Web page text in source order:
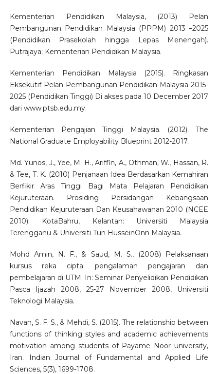
Kementerian Pendidikan Malaysia, (2013) Pelan
Pembangunan Pendidikan Malaysia (PPPM) 2013 –2025
(Pendidikan Prasekolah hingga Lepas Menengah).
Putrajaya; Kementerian Pendidikan Malaysia.
Kementerian Pendidikan Malaysia (2015). Ringkasan
Eksekutif Pelan Pembangunan Pendidikan Malaysia 2015-
2025 (Pendidikan Tinggi) Di akses pada 10 December 2017
dari www.ptsb.edu.my.
Kementerian Pengajian Tinggi Malaysia. (2012). The
National Graduate Employability Blueprint 2012-2017.
Md. Yunos, J., Yee, M. H., Ariffin, A., Othman, W., Hassan, R.
& Tee, T. K. (2010) Penjanaan Idea Berdasarkan Kemahiran
Berfikir Aras Tinggi Bagi Mata Pelajaran Pendidikan
Kejuruteraan. Prosiding Persidangan Kebangsaan
Pendidikan Kejuruteraan Dan Keusahawanan 2010 (NCEE
2010). KotaBahru, Kelantan: Universiti Malaysia
Terengganu & Universiti Tun HusseinOnn Malaysia.
Mohd Amin, N. F., & Saud, M. S., (2008) Pelaksanaan
kursus reka cipta: pengalaman pengajaran dan
pembelajaran di UTM. In: Seminar Penyelidikan Pendidikan
Pasca Ijazah 2008, 25-27 November 2008, Universiti
Teknologi Malaysia.
Navan, S. F. S., & Mehdi, S. (2015). The relationship between
functions of thinking styles and academic achievements
motivation among students of Payame Noor university,
Iran. Indian Journal of Fundamental and Applied Life
Sciences, 5(3), 1699-1708.